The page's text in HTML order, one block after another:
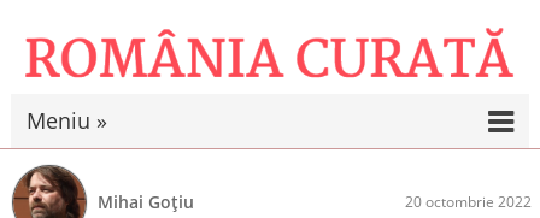
Meniu »
Mihai Goțiu 20 octombrie 2022